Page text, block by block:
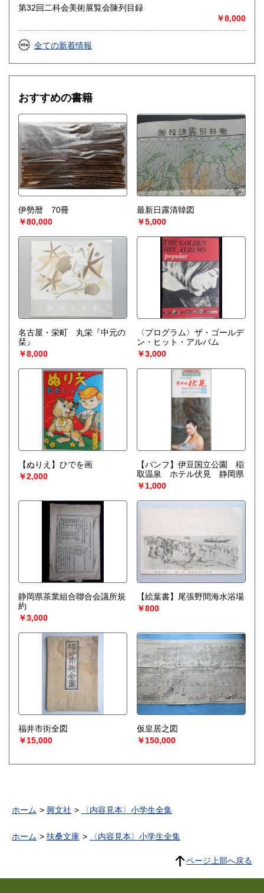
取り扱い分野
総記、哲学宗教、歴史、社会科学、自然科学、美術工芸、国
語国文、外国文学、古典籍、近代文献、趣味、外国書、サブ
カルチャー、古書一般（その他）
古文書・和本・刷り物・絵葉書・近代文献資料・エフェメラ
第32回二科会美術展覧会陳列目録
￥8,000
全ての新着情報
おすすめの書籍
伊勢暦 70冊
￥80,000
最新日露清韓図
￥5,000
名古屋・栄町 丸栄『中元の
栞』
￥8,000
〈プログラム〉ザ・ゴールデ
ン・ヒット・アルバム
￥3,000
【ぬりえ】ひでを画
￥2,000
【パンフ】伊豆国立公園 稲
取温泉 ホテル伏見 静岡県
￥1,000
静岡県茶業組合聯合会議所規
約
￥3,000
【絵葉書】尾張野間海水浴場
￥800
福井市街全図
￥15,000
仮皇居之図
￥150,000
ホーム 興文社 〈内容見本〉小学生全集
ホーム 扶桑文庫 〈内容見本〉小学生全集
ページ上部へ戻る